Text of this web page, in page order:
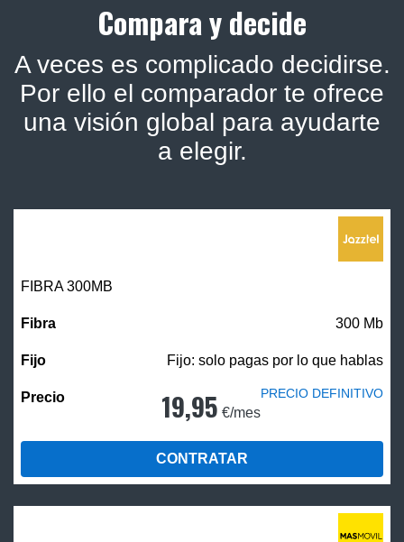
Compara y decide
A veces es complicado decidirse.
Por ello el comparador te ofrece
una visión global para ayudarte
a elegir.
FIBRA 300MB
300 Mb
Fijo: solo pagas por lo que hablas
19,95 €/mes
PRECIO DEFINITIVO
CONTRATAR